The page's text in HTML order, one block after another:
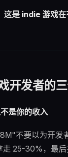
这是 indie 游戏
开发者的
是你的收入
不要以为开发
25-30%，最